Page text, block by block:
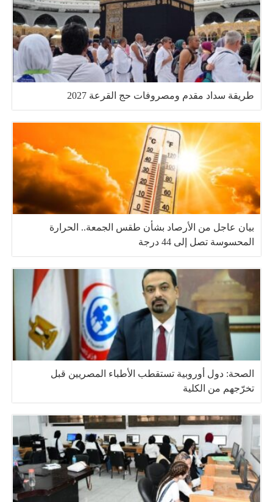
طريقة سداد مقدم ومصروفات حج القرعة 2027
بيان عاجل من الأرصاد بشأن طقس الجمعة.. الحرارة
المحسوسة تصل إلى 44 درجة
الصحة: دول أوروبية تستقطب الأطباء المصريين قبل
تخرّجهم من الكلية